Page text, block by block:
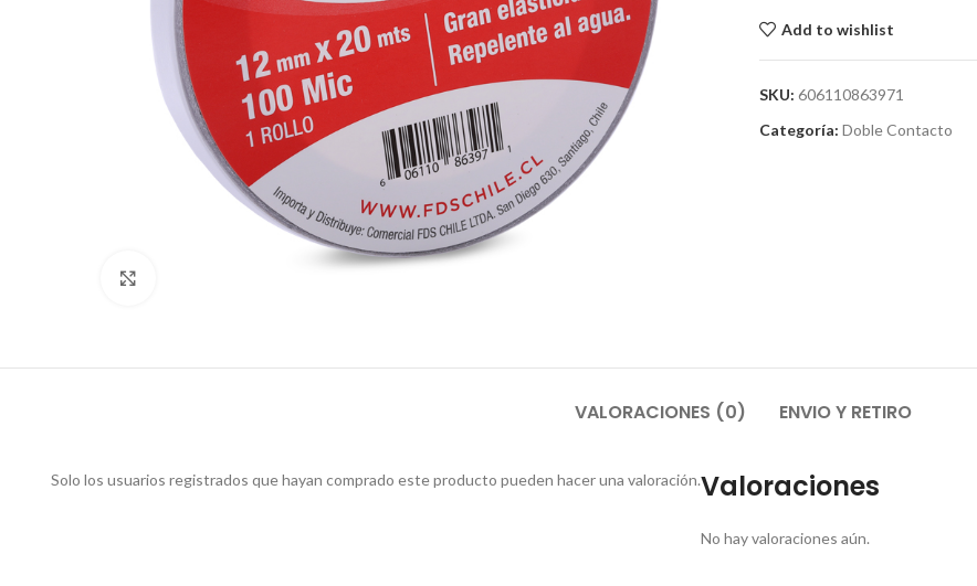
Add to wishlist
SKU: 606110863971
Categoría: Doble Contacto
VALORACIONES (0) ENVIO Y RETIRO
Valoraciones
No hay valoraciones aún.
Solo los usuarios registrados que hayan comprado este producto pueden hacer una valoración.